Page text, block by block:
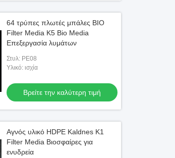
64 τρύπες πλωτές μπάλες BIO
Filter Media K5 Bio Media
Επεξεργασία λυμάτων
Στυλ: PE08
Υλικό: ισχία
Βρείτε την καλύτερη τιμή
Αγνός υλικό HDPE Kaldnes K1
Filter Media Βιοσφαίρες για
ενυδρεία